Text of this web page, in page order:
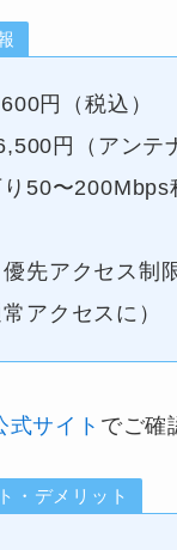
円（税込）
円（アンテ
50〜200Mbps
先アクセス制
アクセスに）
サイト でご確
・デメリット